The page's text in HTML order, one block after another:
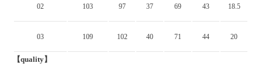
02 103 97 37 69 43 18.5
03 109 102 40 71 44 20
【quality】